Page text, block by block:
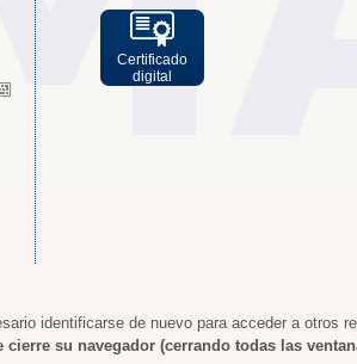
Certificado
digital
identificarse de nuevo para acceder a otros
su navegador (cerrando todas las